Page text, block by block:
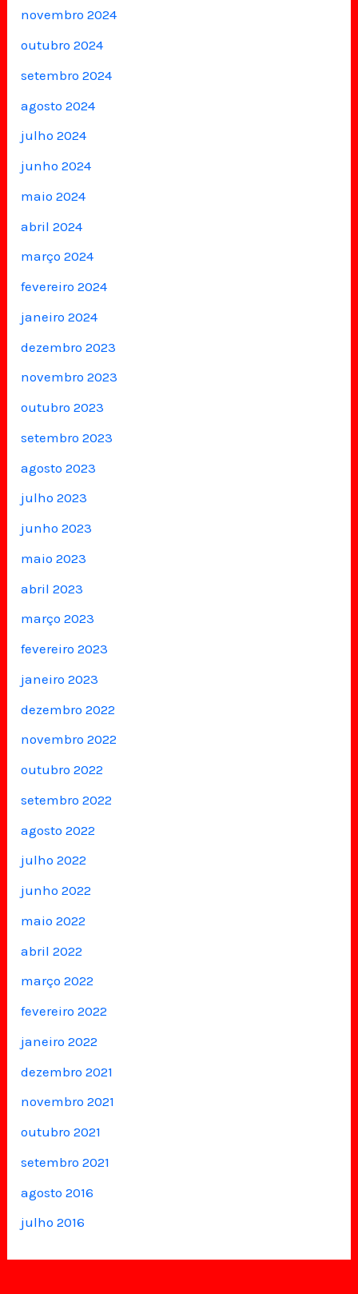
novembro 2024
outubro 2024
setembro 2024
agosto 2024
julho 2024
junho 2024
maio 2024
abril 2024
março 2024
fevereiro 2024
janeiro 2024
dezembro 2023
novembro 2023
outubro 2023
setembro 2023
agosto 2023
julho 2023
junho 2023
maio 2023
abril 2023
março 2023
fevereiro 2023
janeiro 2023
dezembro 2022
novembro 2022
outubro 2022
setembro 2022
agosto 2022
julho 2022
junho 2022
maio 2022
abril 2022
março 2022
fevereiro 2022
janeiro 2022
dezembro 2021
novembro 2021
outubro 2021
setembro 2021
agosto 2016
julho 2016